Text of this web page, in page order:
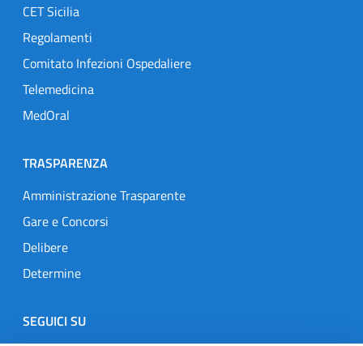
CET Sicilia
Regolamenti
Comitato Infezioni Ospedaliere
Telemedicina
MedOral
TRASPARENZA
Amministrazione Trasparente
Gare e Concorsi
Delibere
Determine
SEGUICI SU